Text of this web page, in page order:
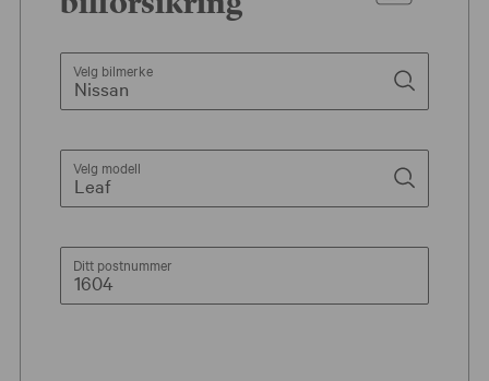
Velg bilmerke
Velg modell
Ditt postnummer